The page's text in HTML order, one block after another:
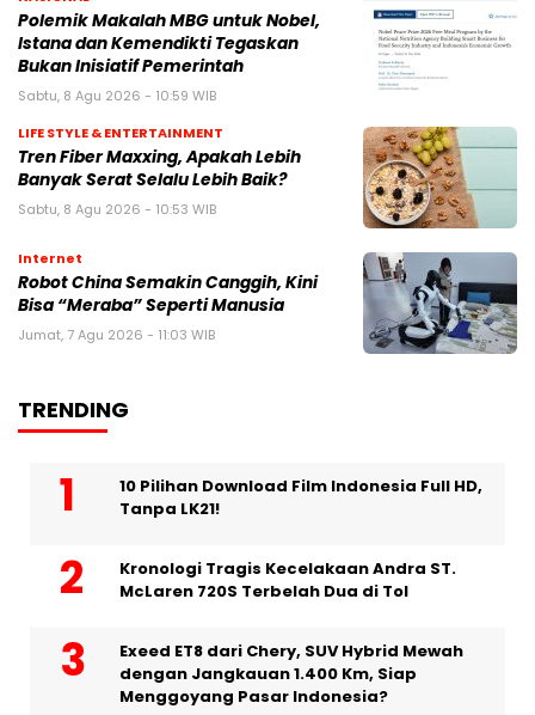
Polemik Makalah MBG untuk Nobel,
Istana dan Kemendikti Tegaskan
Bukan Inisiatif Pemerintah
Sabtu, 8 Agu 2026 - 10:59 WIB
LIFE STYLE & ENTERTAINMENT
Tren Fiber Maxxing, Apakah Lebih
Banyak Serat Selalu Lebih Baik?
Sabtu, 8 Agu 2026 - 10:53 WIB
Internet
Robot China Semakin Canggih, Kini
Bisa “Meraba” Seperti Manusia
Jumat, 7 Agu 2026 - 11:03 WIB
TRENDING
10 Pilihan Download Film Indonesia Full HD,
Tanpa LK21!
Kronologi Tragis Kecelakaan Andra ST.
McLaren 720S Terbelah Dua di Tol
Exeed ET8 dari Chery, SUV Hybrid Mewah
dengan Jangkauan 1.400 Km, Siap
Menggoyang Pasar Indonesia?